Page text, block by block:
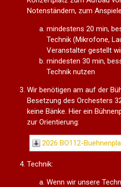
Notenständern, zum
mindestens 20 min,
Technik (Mikrofone,
Veranstalter gestellt
mindesten 30 min,
Technik nutzen
Wir benötigen am auf der
Besetzung des Orchesters
keine Bänke. Hier ein
zur Orientierung:
2026 BO112-
Technik:
Wenn wir unsere